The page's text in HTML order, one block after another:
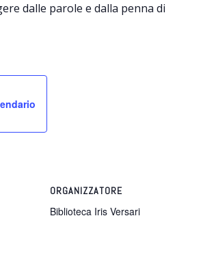
dalle parole e dalla penna di
ORGANIZZATORE
Biblioteca Iris Versari